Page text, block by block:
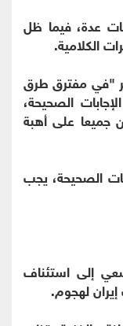
عدة، فيما ظل
الكلامية.
"في مفترق طرق
الصحيحة،
جميعا على أهبة
الصحيحة، يجب
إلى استئناف
لهجوم.